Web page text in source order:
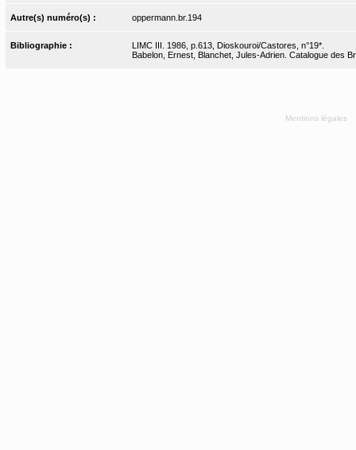
Autre(s) numéro(s) : oppermann.br.194
Bibliographie :
LIMC III. 1986, p.613, Dioskouroi/Castores, n°19*.
Babelon, Ernest, Blanchet, Jules-Adrien. Catalogue des
Mentions légales